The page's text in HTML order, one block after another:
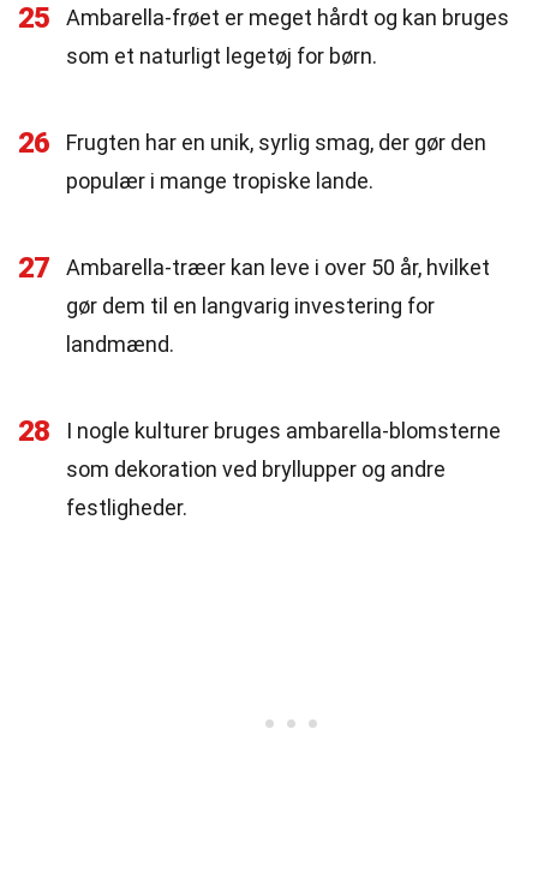
25
Ambarella-frøet er meget hårdt og kan bruges
som et naturligt legetøj for børn.
26
Frugten har en unik, syrlig smag, der gør den
populær i mange tropiske lande.
27
Ambarella-træer kan leve i over 50 år, hvilket
gør dem til en langvarig investering for
landmænd.
28
I nogle kulturer bruges ambarella-blomsterne
som dekoration ved bryllupper og andre
festligheder.